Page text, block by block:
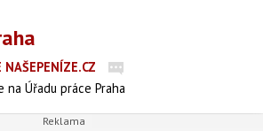
NAŠEPENÍZE.CZ
Úřadu práce Praha